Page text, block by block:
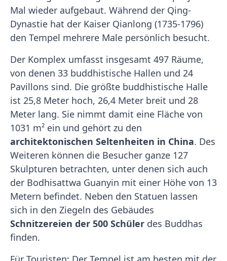
Mal wieder aufgebaut. Während der Qing-
Dynastie hat der Kaiser Qianlong (1735-1796)
den Tempel mehrere Male persönlich besucht.
Der Komplex umfasst insgesamt 497 Räume,
von denen 33 buddhistische Hallen und 24
Pavillons sind. Die größte buddhistische Halle
ist 25,8 Meter hoch, 26,4 Meter breit und 28
Meter lang. Sie nimmt damit eine Fläche von
1031 m² ein und gehört zu den
architektonischen Seltenheiten in China. Des
Weiteren können die Besucher ganze 127
Skulpturen betrachten, unter denen sich auch
der Bodhisattwa Guanyin mit einer Höhe von 13
Metern befindet. Neben den Statuen lassen
sich in den Ziegeln des Gebäudes
Schnitzereien der 500 Schüler des Buddhas
finden.